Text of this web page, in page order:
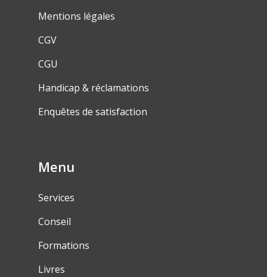
Mentions légales
CGV
CGU
Handicap & réclamations
Enquêtes de satisfaction
Menu
Services
Conseil
Formations
Livres